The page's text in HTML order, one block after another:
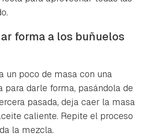
forma a los buñuelos
un poco de masa con una
para darle forma, pasándola de
pasada, deja caer la masa
caliente. Repite el proceso
la mezcla.